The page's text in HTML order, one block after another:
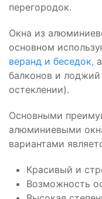
перегородок.
Окна из
основном
веранд и беседок,
балконов и
остеклении).
Основными
алюминиевыми
вариантами
Красивый и
Возможность